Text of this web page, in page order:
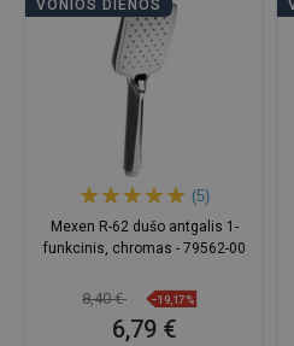
VONIOS DIENOS
(5)
Mexen R-62 dušo antgalis 1-
funkcinis, chromas - 79562-00
8,40 € −19,17%
6,79 €